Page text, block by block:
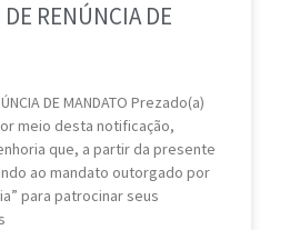
RENÚNCIA DE
DE MANDATO Prezado(a)
meio desta notificação,
que, a partir da presente
ao mandato outorgado por
para patrocinar seus